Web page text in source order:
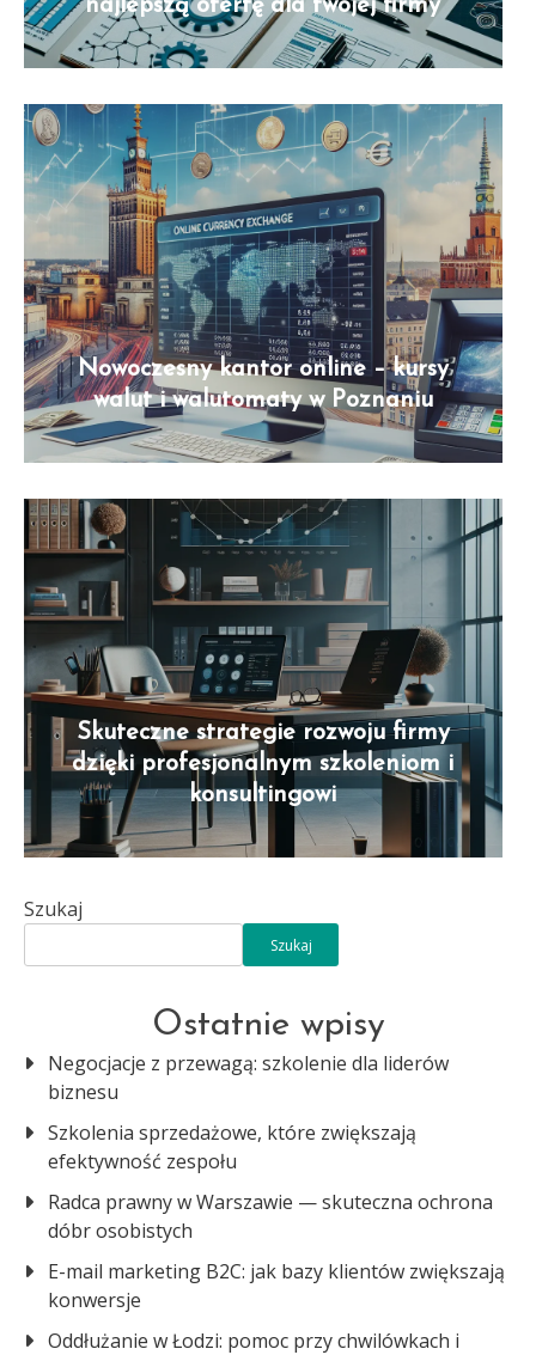
najlepszą ofertę dla twojej firmy
Nowoczesny kantor online – kursy
walut i walutomaty w Poznaniu
Skuteczne strategie rozwoju firmy
dzięki profesjonalnym szkoleniom i
konsultingowi
Szukaj
Szukaj
Ostatnie wpisy
Negocjacje z przewagą: szkolenie dla liderów
biznesu
Szkolenia sprzedażowe, które zwiększają
efektywność zespołu
Radca prawny w Warszawie — skuteczna ochrona
dóbr osobistych
E-mail marketing B2C: jak bazy klientów zwiększają
konwersje
Oddłużanie w Łodzi: pomoc przy chwilówkach i